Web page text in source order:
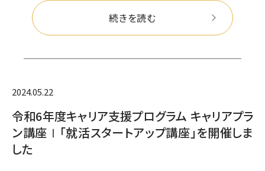
続きを読む
2024.05.22
令和6年度キャリア支援プログラム キャリアプラ
ン講座Ⅰ「就活スタートアップ講座」を開催しま
した